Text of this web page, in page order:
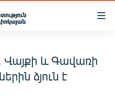
Վայքի և Գավառի
ձյուն է